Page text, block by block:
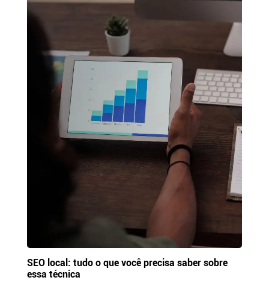
SEO local: tudo o que você precisa saber sobre
essa técnica